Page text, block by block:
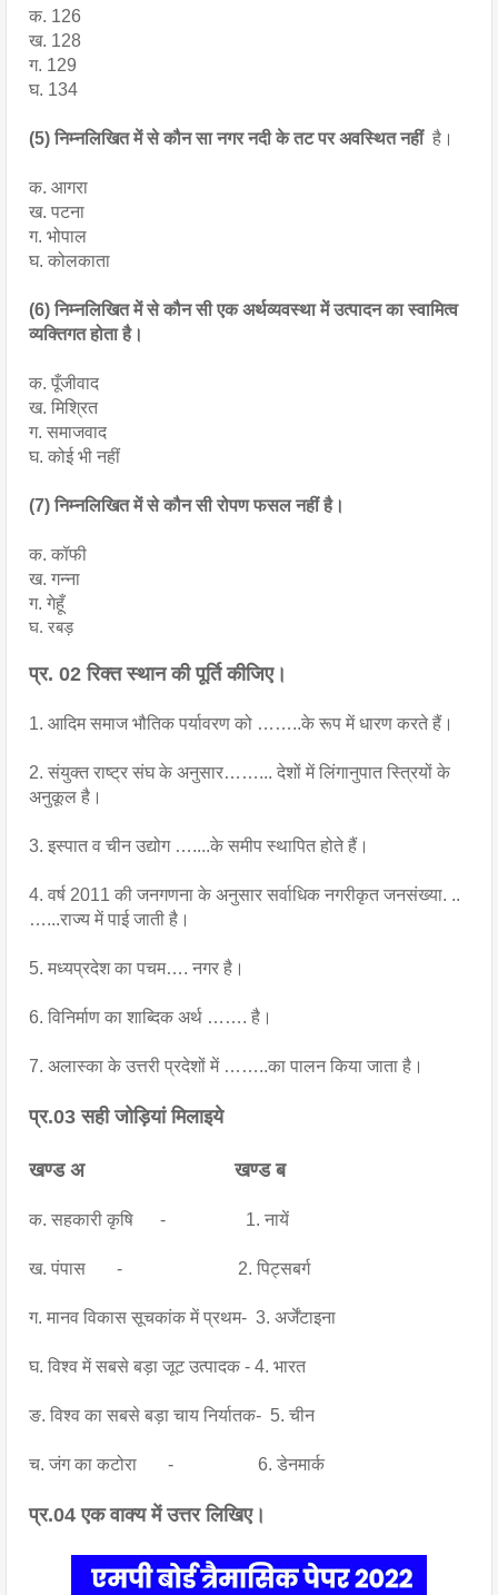
क. 126
ख. 128
ग. 129
घ. 134
(5) निम्नलिखित में से कौन सा नगर नदी के तट पर अवस्थित नहीं है।
क. आगरा
ख. पटना
ग. भोपाल
घ. कोलकाता
(6) निम्नलिखित में से कौन सी एक अर्थव्यवस्था में उत्पादन का स्वामित्व
व्यक्तिगत होता है।
क. पूँजीवाद
ख. मिश्रित
ग. समाजवाद
घ. कोई भी नहीं
(7) निम्नलिखित में से कौन सी रोपण फसल नहीं है।
क. कॉफी
ख. गन्ना
ग. गेहूँ
घ. रबड़
प्र. 02 रिक्त स्थान की पूर्ति कीजिए।
1. आदिम समाज भौतिक पर्यावरण को ……..के रूप में धारण करते हैं।
2. संयुक्त राष्ट्र संघ के अनुसार……... देशों में लिंगानुपात स्त्रियों के
अनुकूल है।
3. इस्पात व चीन उद्योग …....के समीप स्थापित होते हैं।
4. वर्ष 2011 की जनगणना के अनुसार सर्वाधिक नगरीकृत जनसंख्या. ..
…...राज्य में पाई जाती है।
5. मध्यप्रदेश का पचम…. नगर है।
6. विनिर्माण का शाब्दिक अर्थ ……. है।
7. अलास्का के उत्तरी प्रदेशों में ……..का पालन किया जाता है।
प्र.03 सही जोड़ियां मिलाइये
खण्ड अ खण्ड ब
क. सहकारी कृषि      -                  1. नायें
ख. पंपास       -                          2. पिट्सबर्ग
ग. मानव विकास सूचकांक में प्रथम-  3. अर्जेंटाइना
घ. विश्व में सबसे बड़ा जूट उत्पादक - 4. भारत
ङ. विश्व का सबसे बड़ा चाय निर्यातक-  5. चीन
च. जंग का कटोरा       -                   6. डेनमार्क
प्र.04 एक वाक्य में उत्तर लिखिए।